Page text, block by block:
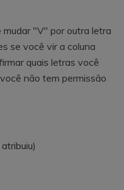
"V" por outra letra
se você vir a coluna
quais letras você
não tem permissão